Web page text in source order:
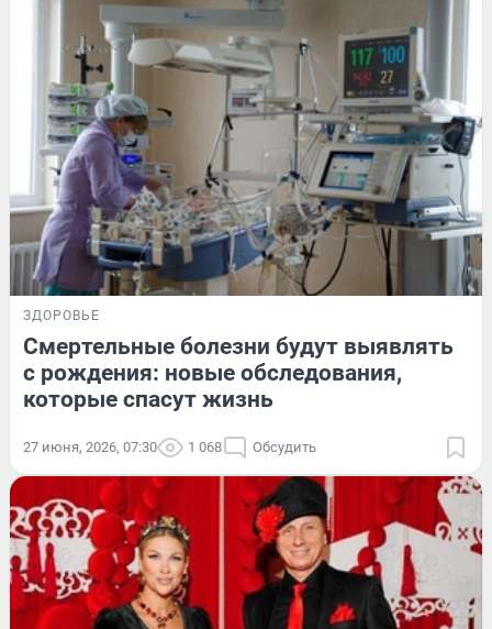
ЗДОРОВЬЕ
Смертельные болезни будут выявлять
с рождения: новые обследования,
которые спасут жизнь
27 июня, 2026, 07:30 1 068 Обсудить